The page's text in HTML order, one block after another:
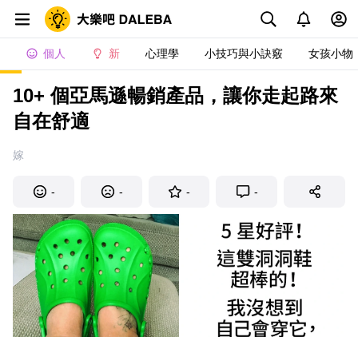
個人 新 心理學 小技巧與小訣竅 女孩小物
10+ 個亞馬遜暢銷產品，讓你走起路來
自在舒適
嫁
- - - -